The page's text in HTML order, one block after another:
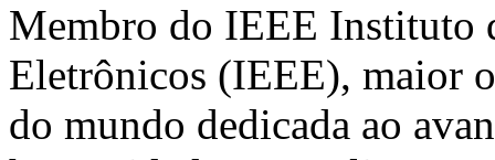
Membro do IEEE Instituto
Eletrônicos (IEEE), maior
do mundo dedicada ao